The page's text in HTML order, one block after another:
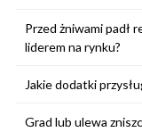
Przed żniwami padł
liderem na rynku?
Jakie dodatki
Grad lub ulewa